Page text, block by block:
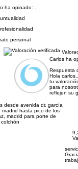
ha opinado:
personal
desde avenida dr. garcía
hasta pico de los
madrid para porte de
Carlos ha
Respuesta
Hola
tu
para
reflejen su